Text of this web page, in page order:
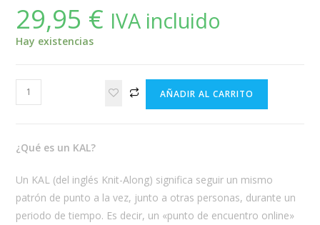
29,95 € IVA incluido
Hay existencias
Kit
para
"Bunny
de
Katia
cantidad
AÑADIR AL CARRITO
¿Qué es un KAL?
Un KAL (del inglés Knit-Along) significa seguir un mismo
patrón de punto a la vez, junto a otras personas, durante un
periodo de tiempo. Es decir, un «punto de encuentro online»